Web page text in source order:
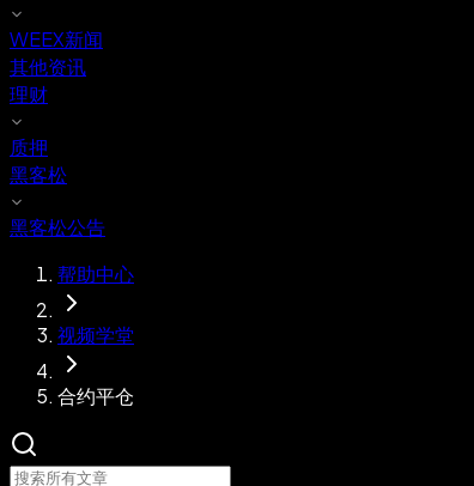
WEEX新闻
其他资讯
理财
质押
黑客松
黑客松公告
帮助中心
视频学堂
合约平仓